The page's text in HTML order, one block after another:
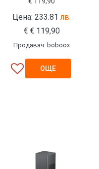
Цена: 233.81лв.
€ € 119,90
Продавач: boboox
ОЩЕ